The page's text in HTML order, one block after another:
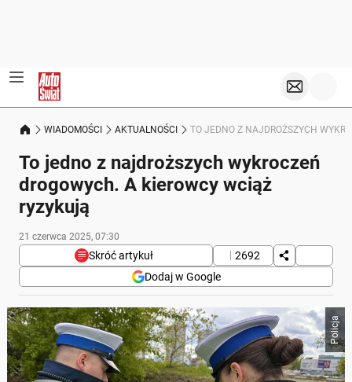
WIADOMOŚCI AKTUALNOŚCI TO JEDNO Z NAJDROŻSZYCH
To jedno z najdroższych wykroczeń
drogowych. A kierowcy wciąż
ryzykują
21 czerwca 2025, 07:30
Skróć artykuł
2692
Dodaj w Google
Poniżej streszczenie artykułu:
Skrót przygotowany przez Onet Czat z AI, może zawierać błędy.
Kierowcy w Polsce wciąż popełniają wykroczenia
związane z przejazdami kolejowymi, mimo surowych
kar.
Policja